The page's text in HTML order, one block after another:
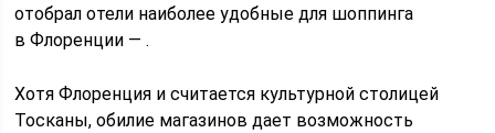
отобрал отели наиболее удобные для шоппинга
в Флоренции — .
Хотя Флоренция и считается культурной столицей
Тосканы, обилие магазинов дает возможность